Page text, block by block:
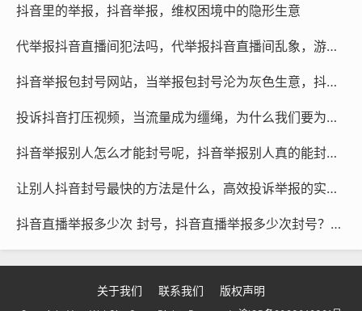
罚，如果举报内容不符合平台的规定，平台会拒绝处理举
报，并提示用户重新提交举报信息。
抖音的举报机制有效地保护了用户的合法权益，维护了平
举报对象，避免因举报不当而导致不必要的后果，抖音也
在不断优化举报机制，提高举报效率和用户体验。
抖音里的举报，抖音举报，维权困境中的隐形生意
代举报抖音直播间犯法吗，代举报抖音直播间乱象，游走在法律边缘的隐秘生意
抖音举报包封号网站，当举报包封号沦为灰色生意，抖音生态如何破局？
投诉抖音打压视频，当流量成为缰绳，为什么我们要为被消失的视频发声
抖音举报别人怎么才能封号呢，抖音举报别人真的能封号吗？关键要这样做
让别人抖音封号最快的方法是什么，高效投诉举报的实用路径，解析让违规账号快速封禁的核心策略
抖音直播举报多少次 封号，抖音直播举报多少次封号？真实情况远比你想象的复杂
关于我们 联系我们 版权声明